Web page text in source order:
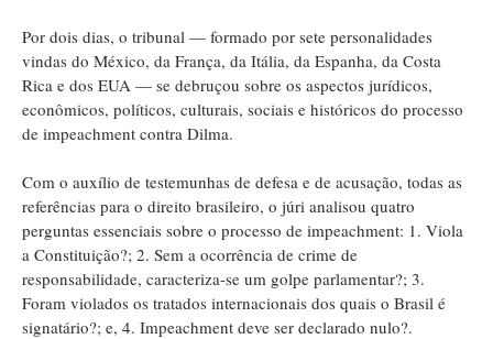
Por dois dias, o tribunal — formado por sete personalidades
vindas do México, da França, da Itália, da Espanha, da Costa
Rica e dos EUA — se debruçou sobre os aspectos jurídicos,
econômicos, políticos, culturais, sociais e históricos do processo
de impeachment contra Dilma.
Com o auxílio de testemunhas de defesa e de acusação, todas as
referências para o direito brasileiro, o júri analisou quatro
perguntas essenciais sobre o processo de impeachment: 1. Viola
a Constituição?; 2. Sem a ocorrência de crime de
responsabilidade, caracteriza-se um golpe parlamentar?; 3.
Foram violados os tratados internacionais dos quais o Brasil é
signatário?; e, 4. Impeachment deve ser declarado nulo?.